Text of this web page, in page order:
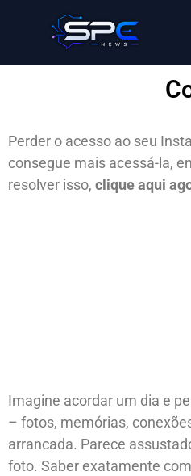
Perder o acesso ao seu
consegue mais acessá-la,
resolver isso, clique aqui
Imagine acordar um dia e
– fotos, memórias,
arrancada. Parece
foto. Saber exatamente